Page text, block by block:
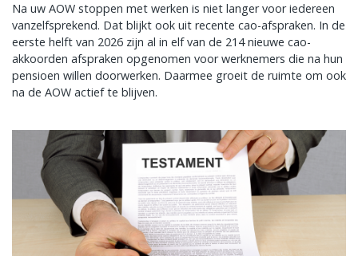
Na uw AOW stoppen met werken is niet langer voor iedereen
vanzelfsprekend. Dat blijkt ook uit recente cao-afspraken. In de
eerste helft van 2026 zijn al in elf van de 214 nieuwe cao-
akkoorden afspraken opgenomen voor werknemers die na hun
pensioen willen doorwerken. Daarmee groeit de ruimte om ook
na de AOW actief te blijven.